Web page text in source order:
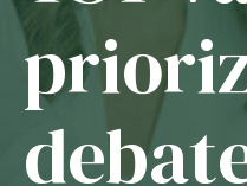
Notícias
Associe-se